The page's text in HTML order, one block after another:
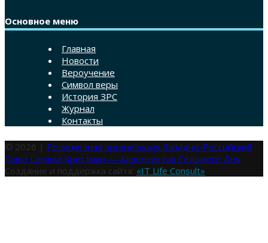
Основное меню
Главная
Новости
Вероучение
Символ веры
История ЗРС
Журнал
Контакты
© 2026 | Религиозная организация Западно-Российский
Союз Церкви Христиан — Адвентистов Седьмого Дня
Создание и поддержка сайта: «IT Life Consult»